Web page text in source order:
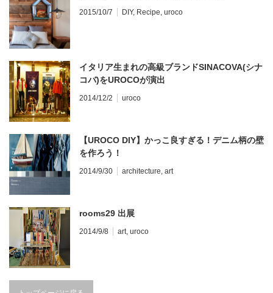
2015/10/7 DIY, Recipe, uroco
イタリア生まれの高級ブランドSINACOVA(シナ
コバ)をUROCOが演出
2014/12/2 uroco
【UROCO DIY】かっこ良すぎる！デニム柄の壁
を作ろう！
2014/9/30 architecture, art
rooms29 出展
2014/9/8 art, uroco